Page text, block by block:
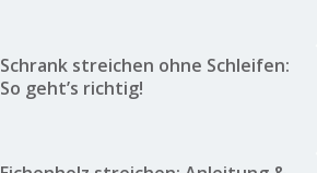
Schrank streichen ohne Schleifen:
So geht’s richtig!